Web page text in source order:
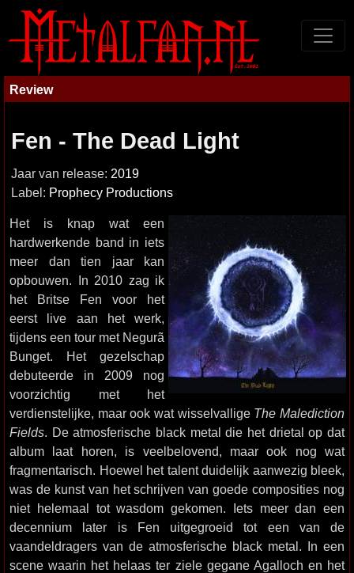
Review
Fen - The Dead Light
Jaar van release: 2019
Label: Prophecy Productions
Het is knap wat een
hardwerkende band in iets
meer dan tien jaar kan
opbouwen. In 2010 zag ik
het Britse Fen voor het
eerst live aan het werk,
tijdens een tour met Negurã
Bunget. Het gezelschap
debuteerde in 2009 nog
voorzichtig met het
verdienstelijke, maar ook wat wisselvallige The Malediction
Fields. De atmosferische black metal die het drietal op dat
album laat horen, is veelbelovend, maar ook nog wat
fragmentarisch. Hoewel het talent duidelijk aanwezig bleek,
was de kunst van het schrijven van goede composities nog
niet helemaal tot wasdom gekomen. Iets meer dan een
decennium later is Fen uitgegroeid tot een van de
vaandeldragers van de atmosferische black metal. In een
scene waarin het helaas ter ziele gegane Agalloch en het